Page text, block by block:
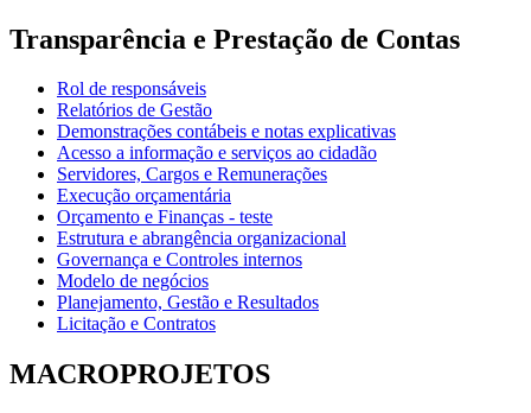
Transparência e Prestação de Contas
Rol de responsáveis
Relatórios de Gestão
Demonstrações contábeis e notas explicativas
Acesso a informação e serviços ao cidadão
Servidores, Cargos e Remunerações
Execução orçamentária
Orçamento e Finanças - teste
Estrutura e abrangência organizacional
Governança e Controles internos
Modelo de negócios
Planejamento, Gestão e Resultados
Licitação e Contratos
MACROPROJETOS